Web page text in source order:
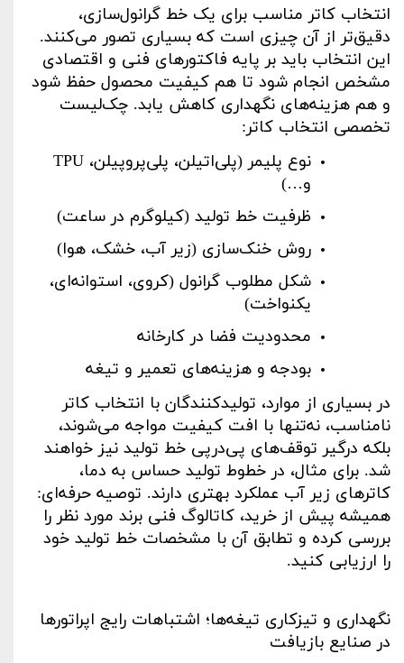
انتخاب کاتر مناسب برای یک خط گرانول‌سازی،
دقیق‌تر از آن چیزی است که بسیاری تصور می‌کنند.
این انتخاب باید بر پایه فاکتورهای فنی و اقتصادی
مشخص انجام شود تا هم کیفیت محصول حفظ شود
و هم هزینه‌های نگهداری کاهش یابد. چک‌لیست
تخصصی انتخاب کاتر:
نوع پلیمر (پلی‌اتیلن، پلی‌پروپیلن، TPU
و…
)
ظرفیت خط تولید (کیلوگرم در ساعت)
روش خنک‌سازی (زیر آب، خشک، هوا)
شکل مطلوب گرانول (کروی، استوانه‌ای،
یکنواخت)
محدودیت فضا در کارخانه
بودجه و هزینه‌های تعمیر و تیغه
در بسیاری از موارد، تولیدکنندگان با انتخاب کاتر
نامناسب، نه‌تنها با افت کیفیت مواجه می‌شوند،
بلکه درگیر توقف‌های پی‌در‌پی خط تولید نیز خواهند
شد. برای مثال، در خطوط تولید حساس به دما،
کاترهای زیر آب عملکرد بهتری دارند. توصیه حرفه‌ای:
همیشه پیش از خرید، کاتالوگ فنی برند مورد نظر را
بررسی کرده و تطابق آن با مشخصات خط تولید خود
را ارزیابی کنید.
نگهداری و تیزکاری تیغه‌ها؛ اشتباهات رایج اپراتورها
در صنایع بازیافت